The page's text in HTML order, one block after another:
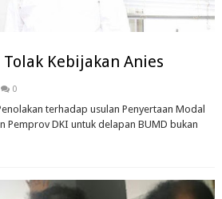
Kebijakan Anies
0
terhadap usulan Penyertaan Modal
Pemprov DKI untuk delapan BUMD bukan